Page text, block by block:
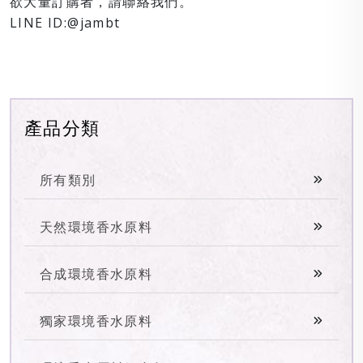
產品分類
所有類別
天然環境香水原料
合成環境香水原料
獨家環境香水原料
LINE ID:@jambt